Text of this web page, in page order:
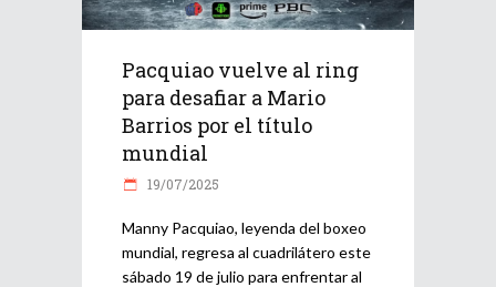
Pacquiao vuelve al ring
para desafiar a Mario
Barrios por el título
mundial
19/07/2025
Manny Pacquiao, leyenda del boxeo
mundial, regresa al cuadrilátero este
sábado 19 de julio para enfrentar al